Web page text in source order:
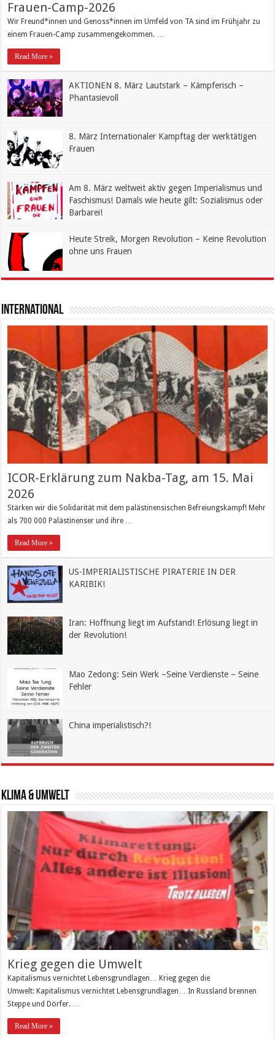
Frauen-Camp-2026
Wir Freund*innen und Genoss*innen im Umfeld von TA sind im Frühjahr zu
einem Frauen-Camp zusammengekommen. …
Read More »
AKTIONEN 8. März Lautstark – Kämpferisch –
Phantasievoll
8. März Internationaler Kampftag der werktätigen
Frauen
Am 8. März weltweit aktiv gegen Imperialismus und
Faschismus! Damals wie heute gilt: Sozialismus oder
Barbarei!
Heute Streik, Morgen Revolution – Keine Revolution
ohne uns Frauen
International
ICOR-Erklärung zum Nakba-Tag, am 15. Mai
2026
Stärken wir die Solidarität mit dem palästinensischen Befreiungskampf! Mehr
als 700 000 Palästinenser und ihre …
Read More »
US-IMPERIALISTISCHE PIRATERIE IN DER
KARIBIK!
Iran: Hoffnung liegt im Aufstand! Erlösung liegt in
der Revolution!
Mao Zedong: Sein Werk –Seine Verdienste – Seine
Fehler
China imperialistisch?!
Klima & Umwelt
Krieg gegen die Umwelt
Kapitalismus vernichtet Lebensgrundlagen… Krieg gegen die
Umwelt: Kapitalismus vernichtet Lebensgrundlagen… In Russland brennen
Steppe und Dörfer. …
Read More »